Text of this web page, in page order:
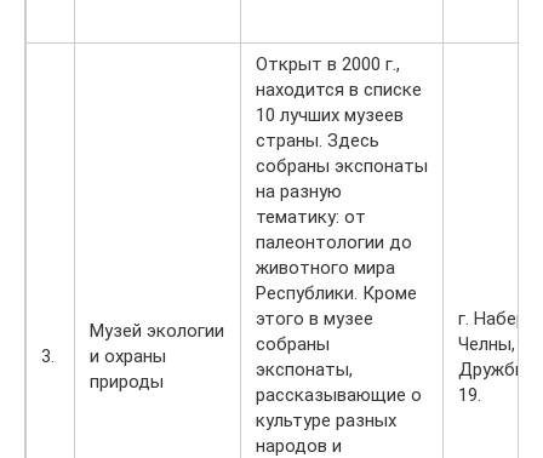
3.
Музей экологии
и охраны
природы
Открыт в 2000 г.,
находится в списке
10 лучших музеев
страны. Здесь
собраны экспонаты
на разную
тематику: от
палеонтологии до
животного мира
Республики. Кроме
этого в музее
собраны
экспонаты,
рассказывающие о
культуре разных
народов и
г.
Челны,
Дружбы
19.